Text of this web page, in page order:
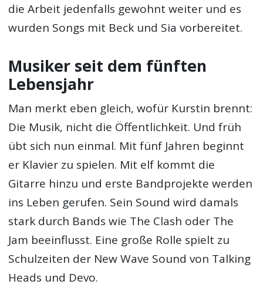
die Arbeit jedenfalls gewohnt weiter und es
wurden Songs mit Beck und Sia vorbereitet.
Musiker seit dem fünften
Lebensjahr
Man merkt eben gleich, wofür Kurstin brennt:
Die Musik, nicht die Öffentlichkeit. Und früh
übt sich nun einmal. Mit fünf Jahren beginnt
er Klavier zu spielen. Mit elf kommt die
Gitarre hinzu und erste Bandprojekte werden
ins Leben gerufen. Sein Sound wird damals
stark durch Bands wie The Clash oder The
Jam beeinflusst. Eine große Rolle spielt zu
Schulzeiten der New Wave Sound von Talking
Heads und Devo.